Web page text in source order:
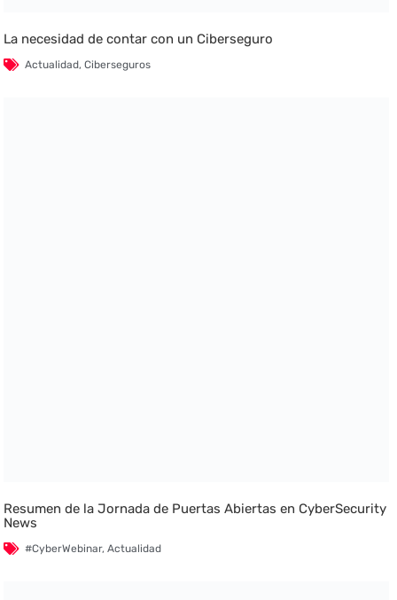
La necesidad de contar con un Ciberseguro
Actualidad,Ciberseguros
Resumen de la Jornada de Puertas Abiertas en CyberSecurity
News
#CyberWebinar,Actualidad